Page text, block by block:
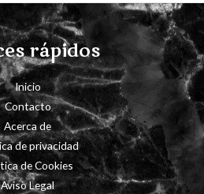
rápidos
Inicio
Contacto
Acerca de
de privacidad
de Cookies
Aviso Legal